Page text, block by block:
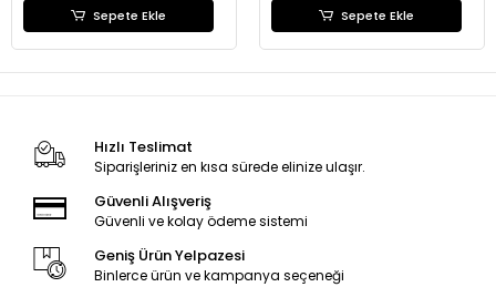
Sepete Ekle Sepete Ekle
Hızlı Teslimat
Siparişleriniz en kısa sürede elinize ulaşır.
Güvenli Alışveriş
Güvenli ve kolay ödeme sistemi
Geniş Ürün Yelpazesi
Binlerce ürün ve kampanya seçeneği